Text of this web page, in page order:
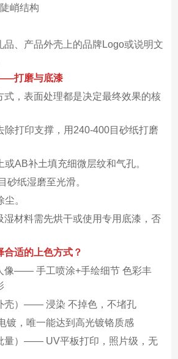
峭结构
品、产品外壳上的品牌Logo或说明文
打磨与底漆
式，表面处理都是决定最终效果的核
除打印支撑，用240-400目砂纸打磨
AB补土填充细微层纹和气孔。
砂纸湿磨至光滑。
。
湿材料需先烘干或使用专用底漆，否
适的上色方式？
像—— 手工喷涂+手绘细节 色彩丰
壳）—— 浸染 不掉色，不堵孔
，唯一能达到高光镀铬质感
量）—— UV平板打印，照片级，无